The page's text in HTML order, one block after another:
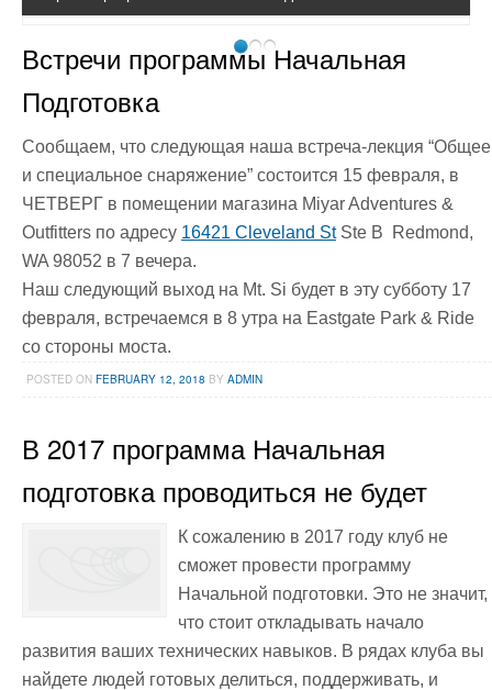
Встречи программы Начальная
Подготовка
Сообщаем, что следующая наша встреча-лекция “Общее
и специальное снаряжение” состоится 15 февраля, в
ЧЕТВЕРГ в помещении магазина Miyar Adventures &
Outfitters по адресу 16421 Cleveland StSte B Redmond,
WA 98052 в 7 вечера.
Наш следующий выход на Mt. Si будет в эту субботу 17
февраля, встречаемся в 8 утра на Eastgate Park & Ride
со стороны моста.
POSTED ONFEBRUARY 12, 2018 BYADMIN
В 2017 программа Начальная
подготовка проводиться не будет
К сожалению в 2017 году клуб не
сможет провести программу
Начальной подготовки. Это не значит,
что стоит откладывать начало
развития ваших технических навыков. В рядах клуба вы
найдете людей готовых делиться, поддерживать, и